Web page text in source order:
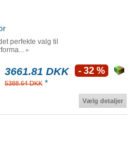
perfekte valg til
3661.81 DKK
5388.64 DKK *
- 32 %
Vælg detaljer